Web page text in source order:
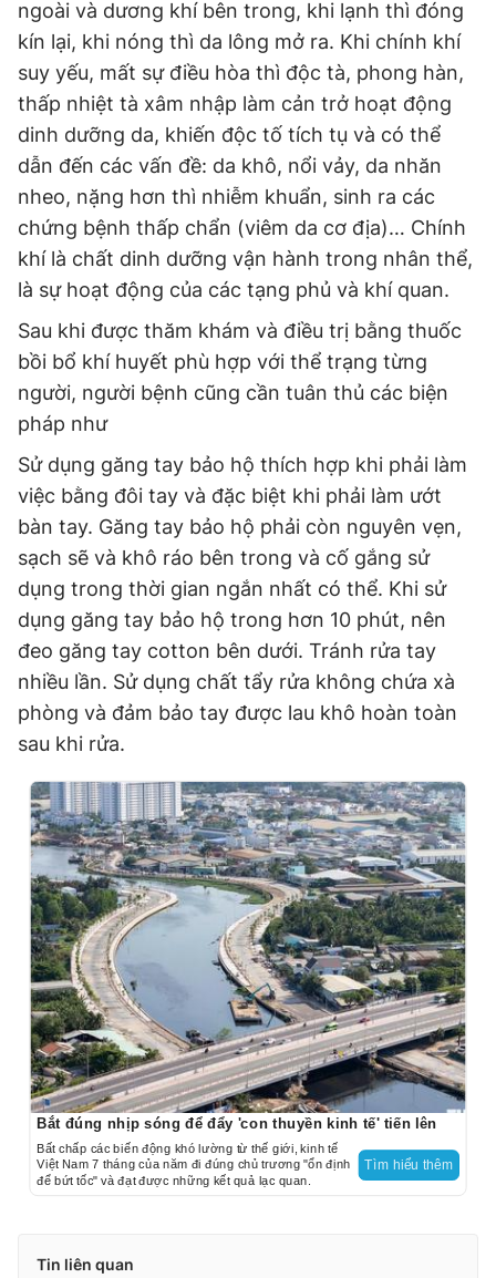
ngoài và dương khí bên trong, khi lạnh thì đóng
kín lại, khi nóng thì da lông mở ra. Khi chính khí
suy yếu, mất sự điều hòa thì độc tà, phong hàn,
thấp nhiệt tà xâm nhập làm cản trở hoạt động
dinh dưỡng da, khiến độc tố tích tụ và có thể
dẫn đến các vấn đề: da khô, nổi vảy, da nhăn
nheo, nặng hơn thì nhiễm khuẩn, sinh ra các
chứng bệnh thấp chẩn (viêm da cơ địa)… Chính
khí là chất dinh dưỡng vận hành trong nhân thể,
là sự hoạt động của các tạng phủ và khí quan.
Sau khi được thăm khám và điều trị bằng thuốc
bồi bổ khí huyết phù hợp với thể trạng từng
người, người bệnh cũng cần tuân thủ các biện
pháp như
Sử dụng găng tay bảo hộ thích hợp khi phải làm
việc bằng đôi tay và đặc biệt khi phải làm ướt
bàn tay. Găng tay bảo hộ phải còn nguyên vẹn,
sạch sẽ và khô ráo bên trong và cố gắng sử
dụng trong thời gian ngắn nhất có thể. Khi sử
dụng găng tay bảo hộ trong hơn 10 phút, nên
đeo găng tay cotton bên dưới. Tránh rửa tay
nhiều lần. Sử dụng chất tẩy rửa không chứa xà
phòng và đảm bảo tay được lau khô hoàn toàn
sau khi rửa.
Bắt đúng nhịp sóng để đẩy 'con thuyền kinh tế' tiến lên
Bất chấp các biến động khó lường từ thế giới, kinh tế
Việt Nam 7 tháng của năm đi đúng chủ trương "ổn định
để bứt tốc" và đạt được những kết quả lạc quan.
Tìm hiểu thêm
Tin liên quan